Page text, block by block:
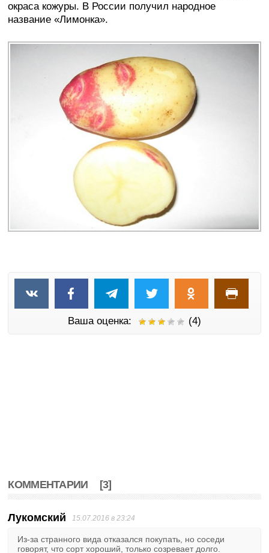
окраса кожуры. В России получил народное
название «Лимонка».
Ваша оценка: (4)
КОММЕНТАРИИ [3]
Лукомский 15.07.2016 в 23:24
Из-за странного вида отказался покупать, но соседи
говорят, что сорт хороший, только созревает долго.